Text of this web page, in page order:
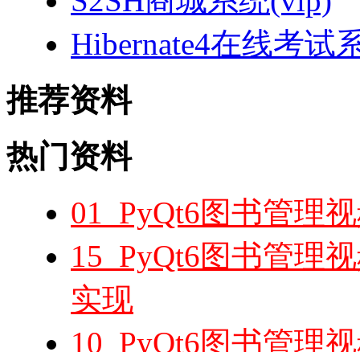
Hibernate4在线考试
推荐资料
热门资料
01_PyQt6图书管理
15_PyQt6图书管理
实现
10_PyQt6图书管理